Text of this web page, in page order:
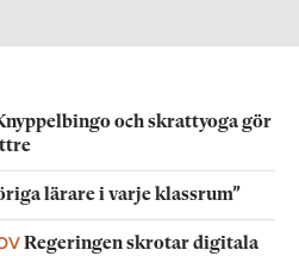
och skrattyoga gör
lärare i varje klassrum”
Regeringen skrotar digitala